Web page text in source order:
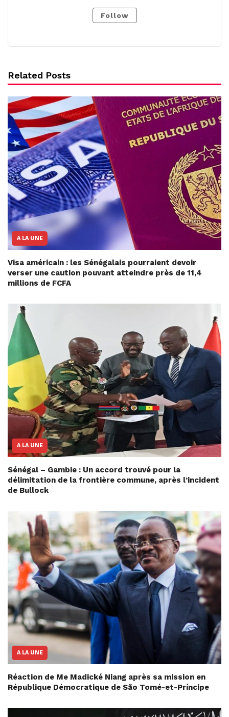
Follow
Related Posts
A LA UNE
Visa américain : les Sénégalais pourraient devoir
verser une caution pouvant atteindre près de 11,4
millions de FCFA
A LA UNE
Sénégal – Gambie : Un accord trouvé pour la
délimitation de la frontière commune, après l’incident
de Bullock
A LA UNE
Réaction de Me Madické Niang après sa mission en
République Démocratique de São Tomé-et-Príncipe